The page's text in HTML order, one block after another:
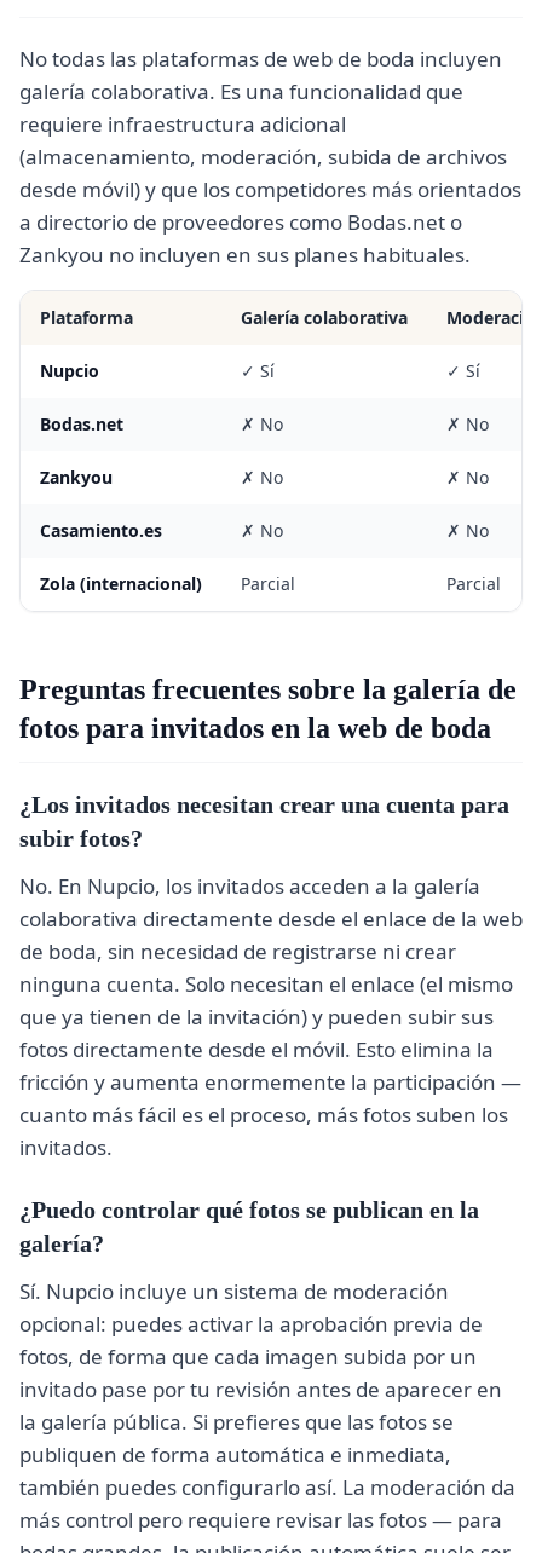
No todas las plataformas de web de boda incluyen
galería colaborativa. Es una funcionalidad que
requiere infraestructura adicional
(almacenamiento, moderación, subida de archivos
desde móvil) y que los competidores más orientados
a directorio de proveedores como Bodas.net o
Zankyou no incluyen en sus planes habituales.
Plataforma Galería colaborativa
Nupcio ✓ Sí ✓ Sí
Bodas.net ✗ No ✗ No
Zankyou ✗ No ✗ No
Casamiento.es ✗ No ✗ No
Zola (internacional) Parcial Parcial
Preguntas frecuentes sobre la galería de
fotos para invitados en la web de boda
¿Los invitados necesitan crear una cuenta para
subir fotos?
No. En Nupcio, los invitados acceden a la galería
colaborativa directamente desde el enlace de la web
de boda, sin necesidad de registrarse ni crear
ninguna cuenta. Solo necesitan el enlace (el mismo
que ya tienen de la invitación) y pueden subir sus
fotos directamente desde el móvil. Esto elimina la
fricción y aumenta enormemente la participación —
cuanto más fácil es el proceso, más fotos suben los
invitados.
¿Puedo controlar qué fotos se publican en la
galería?
Sí. Nupcio incluye un sistema de moderación
opcional: puedes activar la aprobación previa de
fotos, de forma que cada imagen subida por un
invitado pase por tu revisión antes de aparecer en
la galería pública. Si prefieres que las fotos se
publiquen de forma automática e inmediata,
también puedes configurarlo así. La moderación da
más control pero requiere revisar las fotos — para